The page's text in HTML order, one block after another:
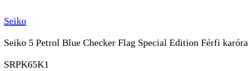
Seiko
Seiko 5 Petrol Blue Checker Flag Special Edition Férfi karóra
SRPK65K1